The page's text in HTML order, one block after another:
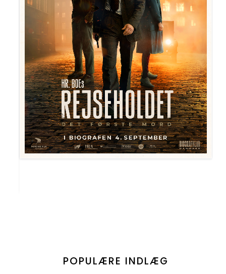
POPULÆRE INDLÆG